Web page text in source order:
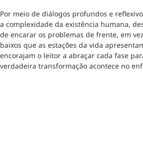
Por meio de diálogos profundos e
a complexidade da existência humana,
de encarar os problemas de frente, em
baixos que as estações da vida
encorajam o leitor a abraçar cada fase
verdadeira transformação acontece no